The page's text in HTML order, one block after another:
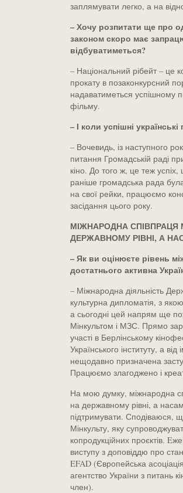
заплямувати легко, а на
– Хочу розпитати ще про
законом скоро має
відбуватиметься?
– Національний рібейт – це
прокату в позаконкурсний
надаватиметься успішному
фільму.
– І коли успішні
– Вочевидь, із наступного
питання Громадській раді
кіно. До того ж, це теж
раніше громадська рада
на свої рейки, працюємо
засідання цього року.
МІЖНАРОДНА СПІВПРАЦЯ
ДЕРЖАВНОМУ РІВНІ, А
– Як ви оцінюєте рівень
достатнього активна
– Міжнародна діяльність
культурна дипломатія, з
а сьогодні цей напрям ще
Мінкультом і МЗС. Прямо
участі в Берлінському
Українського інституту, а
нещодавно призначена
Працюємо злагоджено і
На мою думку, міжнародна
на державному рівні, а
підтримувати. Сподіваюся,
Мінкульту, яку
копродукційних проєктів.
виступу з доповіддю про стан
EFAD (Європейська
агентство України з питань
член).